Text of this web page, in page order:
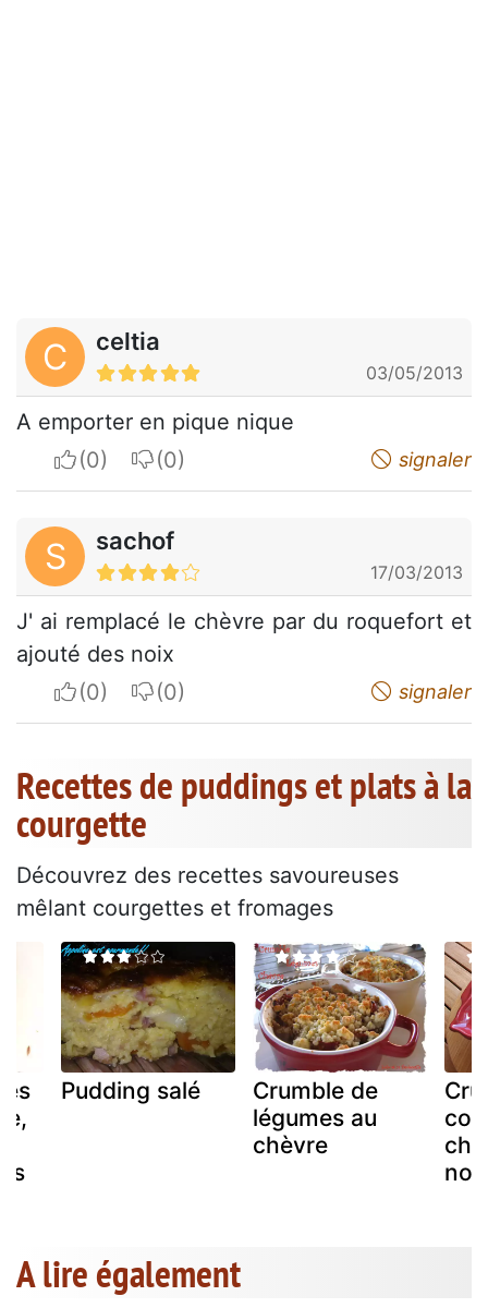
C celtia
03/05/2013
A emporter en pique nique
I apreciateI do not appreciate signaler
S sachof
17/03/2013
J' ai remplacé le chèvre par du roquefort et
ajouté des noix
I apreciateI do not appreciate signaler
Recettes de puddings et plats à la
courgette
Découvrez des recettes savoureuses
mêlant courgettes et fromages
Pudding salé
Crumble de
légumes au
chèvre
A lire également